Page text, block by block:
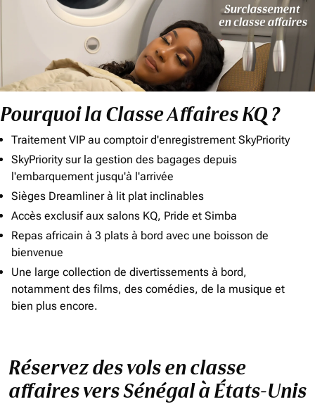
Pourquoi la Classe Affaires KQ ?
Traitement VIP au comptoir d'enregistrement SkyPriority
SkyPriority sur la gestion des bagages depuis
l'embarquement jusqu'à l'arrivée
Sièges Dreamliner à lit plat inclinables
Accès exclusif aux salons KQ, Pride et Simba
Repas africain à 3 plats à bord avec une boisson de
bienvenue
Une large collection de divertissements à bord,
notamment des films, des comédies, de la musique et
bien plus encore.
Réservez des vols en classe
affaires vers Sénégal à États-Unis